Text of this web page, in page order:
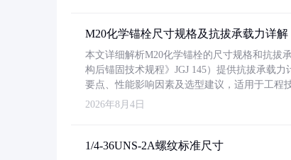
M20化学锚栓尺寸规格及抗拔承载力详解
本文详细解析M20化学锚栓的尺寸规格和抗拔
构后锚固技术规程》JGJ 145）提供抗拔承载
要点、性能影响因素及选型建议，适用于工程
2026年8月4日
1/4-36UNS-2A螺纹标准尺寸